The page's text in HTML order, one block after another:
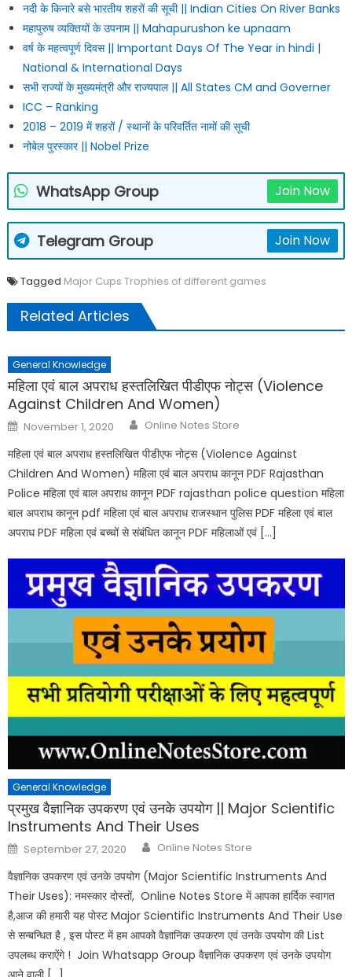
नदी के किनारे बसे भारतीय शहरों की सूची || Indian Cities On River Banks
महापुरुष व्यक्तियों के उपनाम || Mahapurushon ke upnaam
वर्ष के महत्वपूर्ण दिवस || Important Days Of The Year in hindi |
National & International Days
सभी राज्यों के मुख्यमंत्री और राज्यपाल || All States CM and Governer
ICC – Ranking
2018 – 2019 में शहरों / स्थानों के परिवर्तित नामों की सूची
नोबेल पुरस्कार || Nobel Prize
WhatsApp Group Join Now
Telegram Group Join Now
Tagged Major Cups Trophies of different games
Related Articles
General Knowledge
महिला एवं बाल अपराध हस्तलिखित पीडीएफ नोट्स (Violence
Against Children And Women)
Posted
on
November 1, 2020 Author
Online Notes Store
महिला एवं बाल अपराध हस्तलिखित पीडीएफ नोट्स (Violence Against
Children And Women) महिला एवं बाल अपराध कानून PDF Rajasthan
Police महिला एवं बाल अपराध कानून PDF rajasthan police question महिला
बाल अपराध कानून pdf महिला एवं बाल अपराध राजस्थान पुलिस PDF महिला एवं बाल
अपराध PDF महिला एवं बच्चों से संबंधित कानून PDF महिलाओं एवं […]
General Knowledge
प्रमुख वैज्ञानिक उपकरण एवं उनके उपयोग || Major Scientific
Instruments And Their Uses
Posted
on
September 27, 2020 Author
Online Notes Store
वैज्ञानिक उपकरण एवं उनके उपयोग (Major Scientific Instruments And
Their Uses): नमस्कार दोस्तों, Online Notes Store में आपका हार्दिक स्वागत
है,आज की हमारी यह पोस्ट Major Scientific Instruments And Their Use
से सन्बन्धित है , इस पोस्ट में हम आपको वैज्ञानिक उपकरण एवं उनके उपयोग की List
उपलब्ध कराऐंगे ! Join Whatsapp Group वैज्ञानिक उपकरण एवं उनके उपयोग